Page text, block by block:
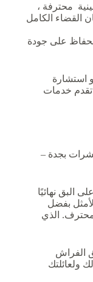
محترفة ،
القضاء الكامل
على جودة
استشارة
تقدم خدمات
بجدة –
البق نهائيًا
بفضل
الذي
الفراش
ولعائلتك